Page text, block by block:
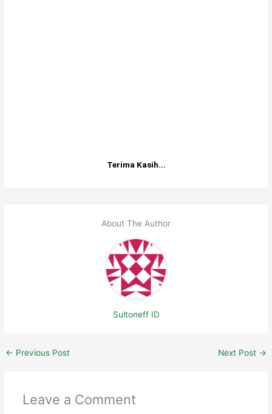
Terima Kasih...
About The Author
Sultoneff ID
← Previous Post Next Post →
Leave a Comment